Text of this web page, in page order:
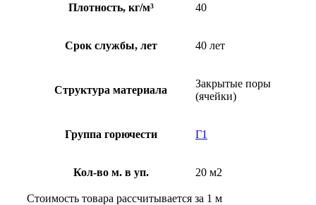
Плотность, кг/м³ 40
Срок службы, лет 40 лет
Структура материала
Закрытые поры
(ячейки)
Группа горючести Г1
Кол-во м. в уп. 20 м2
Стоимость товара рассчитывается за 1 м